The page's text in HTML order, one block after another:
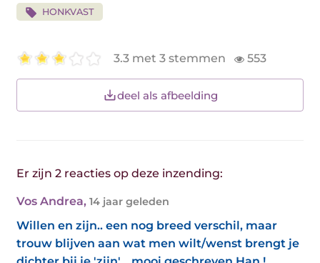
HONKVAST
3.3 met 3 stemmen 553
deel als afbeelding
Er zijn 2 reacties op deze inzending:
Vos Andrea, 14 jaar geleden
Willen en zijn.. een nog breed verschil, maar
trouw blijven aan wat men wilt/wenst brengt je